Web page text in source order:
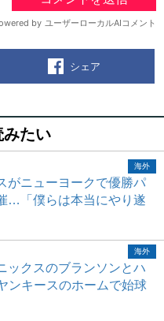
シェア
みたい
がニューヨークで優勝パ
…「僕らは本当にやり遂
海外
ックスのブランソンとハ
ンキースのホームで始球
海外